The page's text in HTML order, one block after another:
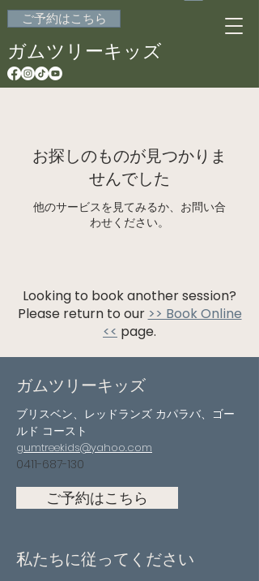
ご予約はこちら
ガムツリーキッズ
お探しのものが見つかりま
せんでした
他のサービスを見てみるか、お問い合
わせください。
Looking to book another session?
Please return to our >> Book Online
<< page.
ガムツリーキッズ
ブリスベン、レッドランズ カパラバ、ゴー
ルド コースト
gumtreekids@yahoo.com
0411-687-130
ご予約はこちら
私たちに従ってください